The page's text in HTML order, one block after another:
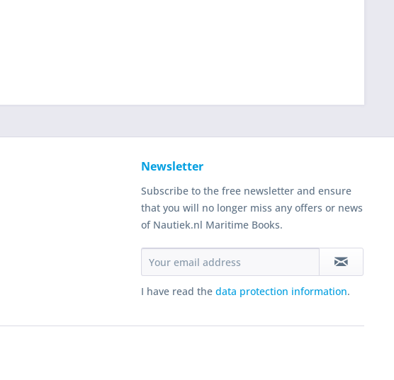
Newsletter
Subscribe to the free newsletter and ensure
that you will no longer miss any offers or news
of Nautiek.nl Maritime Books.
I have read the data protection information.